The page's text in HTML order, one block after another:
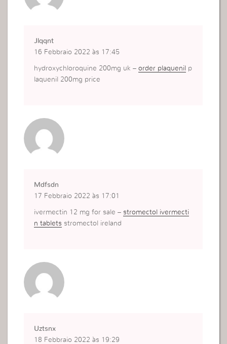
Jlqqnt
16 Febbraio 2022 às 17:45
hydroxychloroquine 200mg uk –order plaquenil p
laquenil 200mg price
Mdfsdn
17 Febbraio 2022 às 17:01
ivermectin 12 mg for sale – stromectol ivermecti
n tablets stromectol ireland
Uztsnx
18 Febbraio 2022 às 19:29